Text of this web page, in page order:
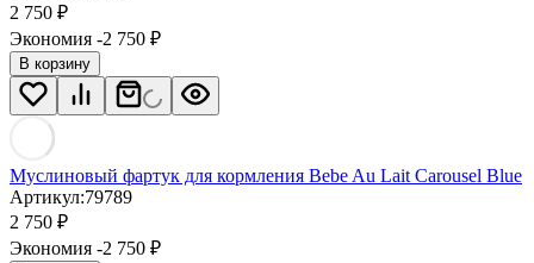
2 750 ₽
Экономия -2 750 ₽
В корзину
Муслиновый фартук для кормления Bebe Au Lait Carousel Blue
Артикул:79789
2 750 ₽
Экономия -2 750 ₽